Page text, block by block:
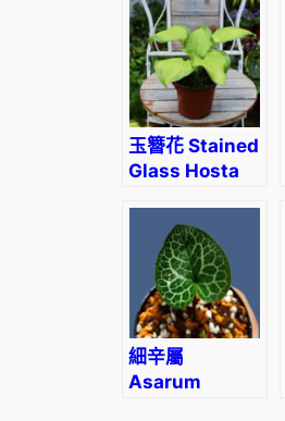
玉簪花 Stained
Glass Hosta
細辛屬
Asarum